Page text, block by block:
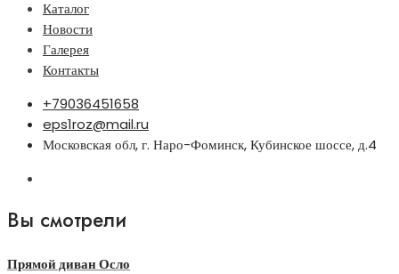
Каталог
Новости
Галерея
Контакты
+79036451658
eps1roz@mail.ru
Московская обл, г. Наро-Фоминск, Кубинское шоссе, д.4
Вы смотрели
Прямой диван Осло